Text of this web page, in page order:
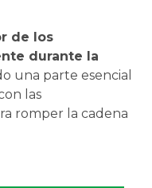
de los
durante la
una parte esencial
las
romper la cadena